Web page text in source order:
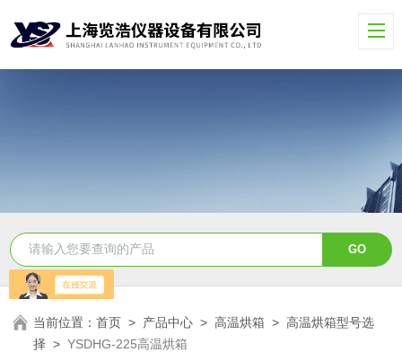
当前位置：首页 > 产品中心 >高温烘箱 >高温烘箱型号选
择 >YSDHG-225高温烘箱